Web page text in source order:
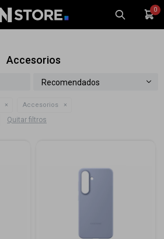
0
Accesorios
Recomendados
Accesorios
Quitar filtros
Celulares